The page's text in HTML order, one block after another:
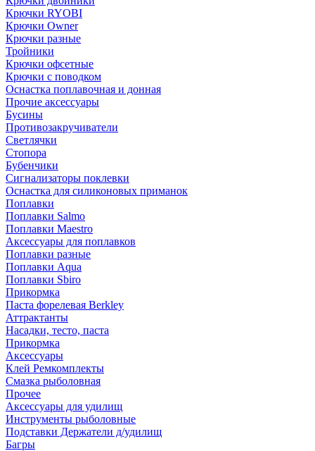
Крючки RYOBI
Крючки Owner
Крючки разные
Тройники
Крючки офсетные
Крючки с поводком
Оснастка поплавочная и донная
Прочие аксессуары
Бусины
Противозакручиватели
Светлячки
Стопора
Бубенчики
Сигнализаторы поклевки
Оснастка для силиконовых приманок
Поплавки
Поплавки Salmo
Поплавки Maestro
Аксессуары для поплавков
Поплавки разные
Поплавки Aqua
Поплавки Sbiro
Прикормка
Паста форелевая Berkley
Аттрактанты
Насадки, тесто, паста
Прикормка
Аксессуары
Клей Ремкомплекты
Смазка рыболовная
Прочее
Аксессуары для удилищ
Инструменты рыболовные
Подставки Держатели д/удилищ
Багры